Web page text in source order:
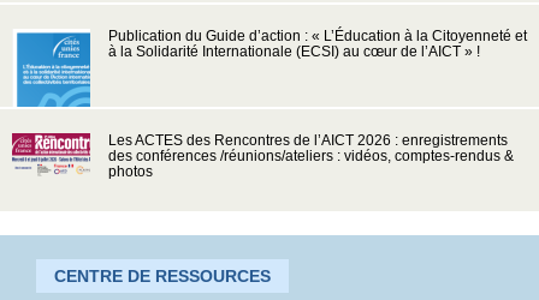
Publication du Guide d’action : « L’Éducation à la Citoyenneté et
à la Solidarité Internationale (ECSI) au cœur de l’AICT » !
Les ACTES des Rencontres de l’AICT 2026 : enregistrements
des conférences /réunions/ateliers : vidéos, comptes-rendus &
photos
CENTRE DE RESSOURCES